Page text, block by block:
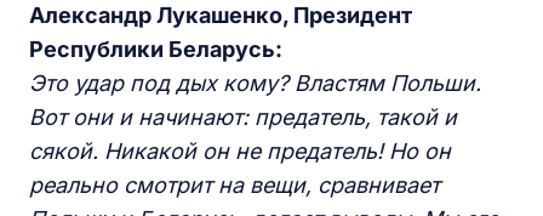
Александр Лукашенко, Президент
Республики Беларусь:
Это удар под дых кому? Властям Польши.
Вот они и начинают: предатель, такой и
сякой. Никакой он не предатель! Но он
реально смотрит на вещи, сравнивает